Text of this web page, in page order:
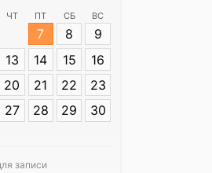
ЧТ ПТ СБ ВС
7 8
9
13 14 15
16
20 21 22
23
27 28 29 30
записи